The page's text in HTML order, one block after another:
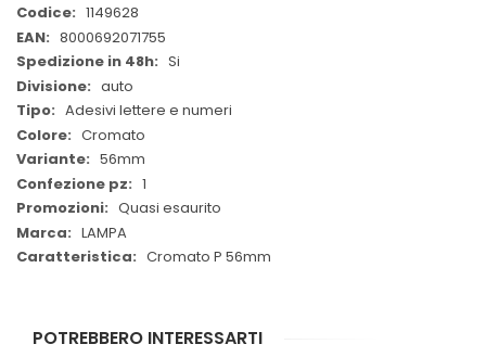
Maggiori
Informazioni
1149628
8000692071755
Si
auto
Adesivi lettere e numeri
Cromato
56mm
1
Quasi esaurito
LAMPA
Cromato P 56mm
POTREBBERO INTERESSARTI